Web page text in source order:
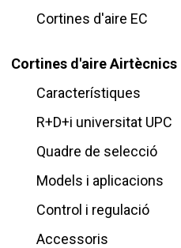
Cortines d'aire EC
Cortines d'aire Airtècnics
Característiques
R+D+i universitat UPC
Quadre de selecció
Models i aplicacions
Control i regulació
Accessoris